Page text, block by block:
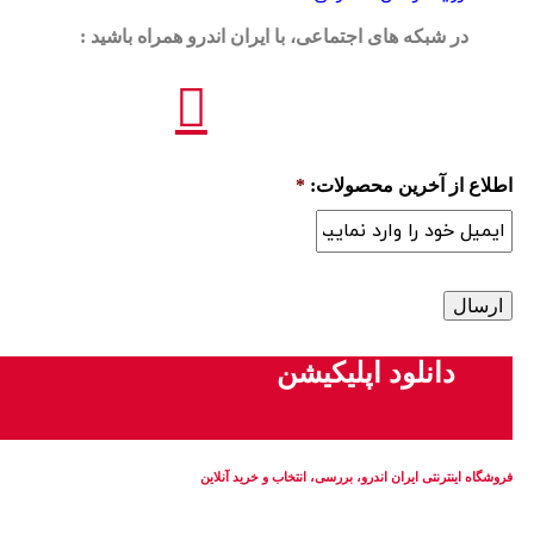
در شبکه های اجتماعی، با ایران اندرو همراه باشید :
اطلاع از آخرین محصولات: *
دانلود اپلیکیشن
فروشگاه اینترنتی ایران‌ اندرو، بررسی، انتخاب و خرید آنلاین